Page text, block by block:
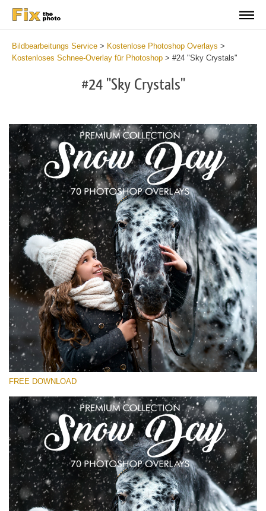
Bildbearbeitungs Service > Kostenlose Photoshop Overlays >
Kostenloses Schnee-Overlay für Photoshop > #24 "Sky Crystals"
#24 "Sky Crystals"
Bitte wählen Sie
Free Snow Overlay #24
Small 800*533px
Snowy Day (30 Overlays)
Large 6000*4000px
Large 6000*4000px
Entire Collection
(1783 Overlays)
Large 6000*4000px
Kostenloser Download
FREE DOWNLOAD